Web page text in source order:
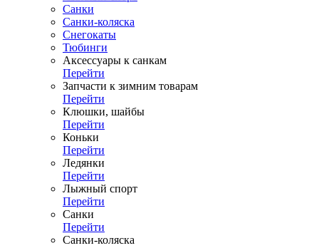
Санки
Санки-коляска
Снегокаты
Тюбинги
Аксессуары к санкам
Перейти
Запчасти к зимним товарам
Перейти
Клюшки, шайбы
Перейти
Коньки
Перейти
Ледянки
Перейти
Лыжный спорт
Перейти
Санки
Перейти
Санки-коляска